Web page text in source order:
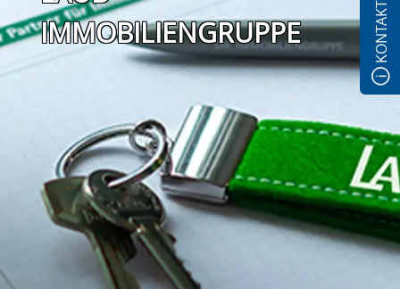
IMMOBILIENGRUPPE
KONTAKT